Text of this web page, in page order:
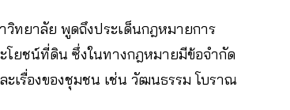
ทยาลัย พูดถึงประเด็นกฎหมายการ
โยชน์ที่ดิน ซึ่งในทางกฎหมายมีข้อจำกัด
เรื่องของชุมชน เช่น วัฒนธรรม โบราณ